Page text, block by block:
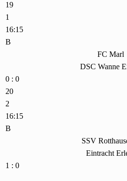
19
1
16:15
B
FC Marl
DSC Wanne
0 : 0
20
2
16:15
B
SSV
Eintracht
1 : 0